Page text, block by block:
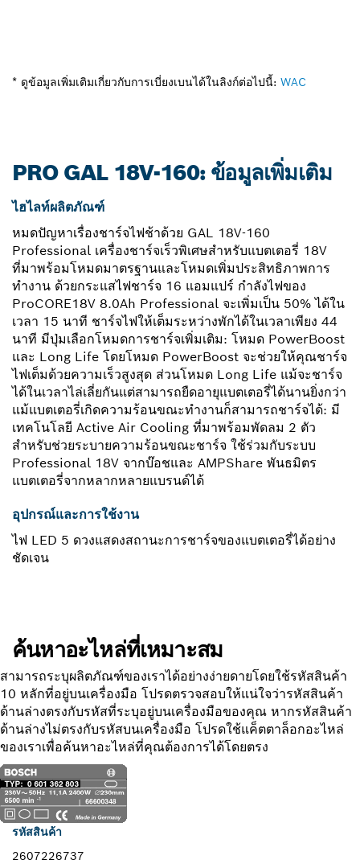
* ดูข้อมูลเพิ่มเติมเกี่ยวกับการเบี่ยงเบนได้ในลิงก์ต่อไปนี้: WAC
PRO GAL 18V-160: ข้อมูลเพิ่มเติม
ไฮไลท์ผลิตภัณฑ์
หมดปัญหาเรื่องชาร์จไฟช้าด้วย GAL 18V-160
Professional เครื่องชาร์จเร็วพิเศษสำหรับแบตเตอรี่ 18V
ที่มาพร้อมโหมดมาตรฐานและโหมดเพิ่มประสิทธิภาพการ
ทำงาน ด้วยกระแสไฟชาร์จ 16 แอมแปร์ กำลังไฟของ
ProCORE18V 8.0Ah Professional จะเพิ่มเป็น 50% ได้ใน
เวลา 15 นาที ชาร์จไฟให้เต็มระหว่างพักได้ในเวลาเพียง 44
นาที มีปุ่มเลือกโหมดการชาร์จเพิ่มเติม: โหมด PowerBoost
และ Long Life โดยโหมด PowerBoost จะช่วยให้คุณชาร์จ
ไฟเต็มด้วยความเร็วสูงสุด ส่วนโหมด Long Life แม้จะชาร์จ
ได้ในเวลาไล่เลี่ยกันแต่สามารถยืดอายุแบตเตอรี่ได้นานยิ่งกว่า
แม้แบตเตอรี่เกิดความร้อนขณะทำงานก็สามารถชาร์จได้: มี
เทคโนโลยี Active Air Cooling ที่มาพร้อมพัดลม 2 ตัว
สำหรับช่วยระบายความร้อนขณะชาร์จ ใช้ร่วมกับระบบ
Professional 18V จากบ๊อชและ AMPShare พันธมิตร
แบตเตอรี่จากหลากหลายแบรนด์ได้
อุปกรณ์และการใช้งาน
ไฟ LED 5 ดวงแสดงสถานะการชาร์จของแบตเตอรี่ได้อย่าง
ชัดเจน
ค้นหาอะไหล่ที่เหมาะสม
สามารถระบุผลิตภัณฑ์ของเราได้อย่างง่ายดายโดยใช้รหัสสินค้า
10 หลักที่อยู่บนเครื่องมือ โปรดตรวจสอบให้แน่ใจว่ารหัสสินค้า
ด้านล่างตรงกับรหัสที่ระบุอยู่บนเครื่องมือของคุณ หากรหัสสินค้า
ด้านล่างไม่ตรงกับรหัสบนเครื่องมือ โปรดใช้แค็ตตาล็อกอะไหล่
ของเราเพื่อค้นหาอะไหล่ที่คุณต้องการได้โดยตรง
รหัสสินค้า
2607226737